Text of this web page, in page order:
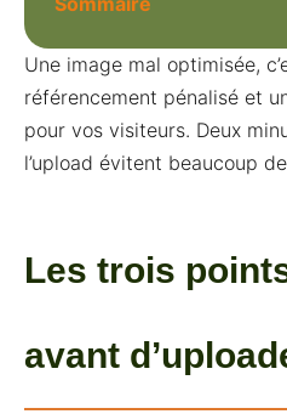
Une image mal optimisée,
référencement pénalisé et
pour vos visiteurs. Deux
l’upload évitent beaucoup
Les trois
avant